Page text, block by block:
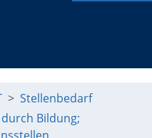
Stellenbedarf
Bildung;